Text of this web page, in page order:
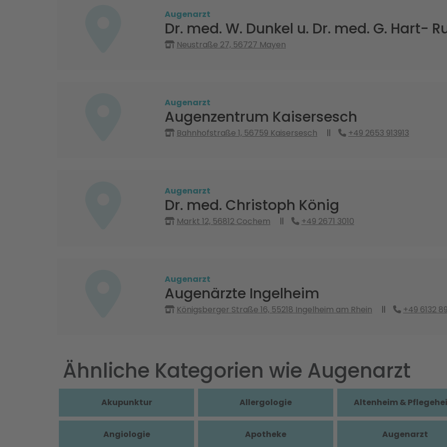
Augenarzt
Dr. med. W. Dunkel u. Dr. med. G. Hart-
Neustraße 27, 56727 Mayen
Augenarzt
Augenzentrum Kaisersesch
Bahnhofstraße 1, 56759 Kaisersesch +49 2653 913913
Augenarzt
Dr. med. Christoph König
Markt 12, 56812 Cochem +49 2671 3010
Augenarzt
Augenärzte Ingelheim
Königsberger Straße 16, 55218 Ingelheim am Rhein +49 6132
Ähnliche Kategorien wie Augenarzt
Akupunktur Allergologie Altenheim &
Angiologie Apotheke Augenarzt